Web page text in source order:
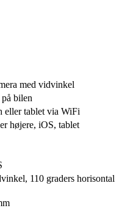
med vidvinkel
bilen
eller tablet via WiFi
højere, iOS, tablet
110 graders horisontal